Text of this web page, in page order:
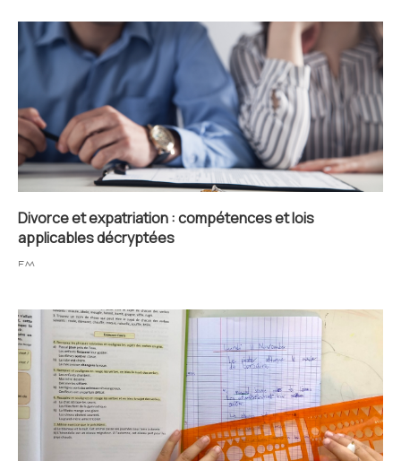
Divorce et expatriation : compétences et lois
applicables décryptées
FM